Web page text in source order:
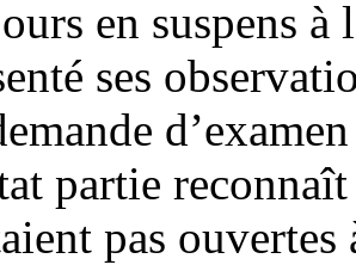
en suspens à
ses
partie
pas